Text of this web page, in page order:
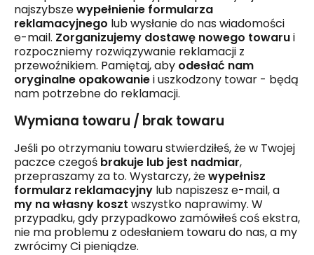
najszybszewypełnienie formularza
reklamacyjnego lub wysłanie do nas wiadomości
e-mail. Zorganizujemy dostawę nowego towarui
rozpoczniemy rozwiązywanie reklamacji z
przewoźnikiem. Pamiętaj, aby odesłać nam
oryginalne opakowaniei uszkodzony towar - będą
nam potrzebne do reklamacji.
Wymiana towaru / brak towaru
Jeśli po otrzymaniu towaru stwierdziłeś, że w Twojej
paczce czegoś brakuje lub jest nadmiar,
przepraszamy za to. Wystarczy, żewypełnisz
formularz reklamacyjny lub napiszesz e-mail, a
my na własny koszt wszystko naprawimy. W
przypadku, gdy przypadkowo zamówiłeś coś ekstra,
nie ma problemu z odesłaniem towaru do nas, a my
zwrócimy Ci pieniądze.